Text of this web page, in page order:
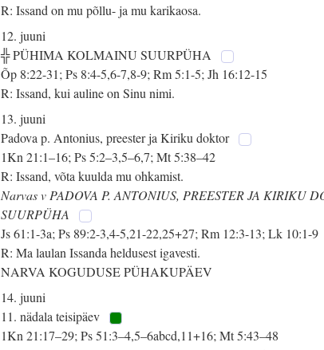
R: Issand on mu põllu- ja mu karikaosa.
12. juuni
╬ PÜHIMA KOLMAINU SUURPÜHA
Õp 8:22-31; Ps 8:4-5,6-7,8-9; Rm 5:1-5; Jh 16:12-15
R: Issand, kui auline on Sinu nimi.
13. juuni
Padova p. Antonius, preester ja Kiriku doktor
1Kn 21:1–16; Ps 5:2–3,5–6,7; Mt 5:38–42
R: Issand, võta kuulda mu ohkamist.
Narvas v PADOVA P. ANTONIUS, PREESTER JA KIRIKU
SUURPÜHA
Js 61:1-3a; Ps 89:2-3,4-5,21-22,25+27; Rm 12:3-13; Lk 10:1-9
R: Ma laulan Issanda heldusest igavesti.
NARVA KOGUDUSE PÜHAKUPÄEV
14. juuni
11. nädala teisipäev
1Kn 21:17–29; Ps 51:3–4,5–6abcd,11+16; Mt 5:43–48